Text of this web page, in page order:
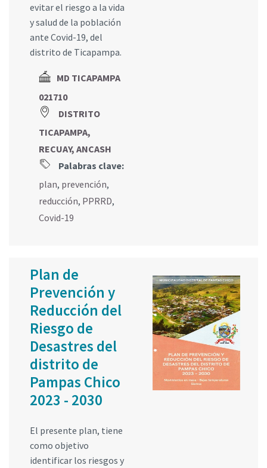
evitar el riesgo a la vida
y salud de la población
ante Covid-19, del
distrito de Ticapampa.
MD TICAPAMPA
021710
DISTRITO
TICAPAMPA,
RECUAY, ANCASH
Palabras clave:
plan, prevención,
reducción, PPRRD,
Covid-19
Plan de
Prevención y
Reducción del
Riesgo de
Desastres del
distrito de
Pampas Chico
2023 - 2030
El presente plan, tiene
como objetivo
identificar los riesgos y